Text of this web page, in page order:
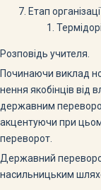
Етап
Розповідь учителя.
Починаючи виклад
нення якобінців від
дер­жавним
акцентуючи при
переворот.
Державний
насильницьким